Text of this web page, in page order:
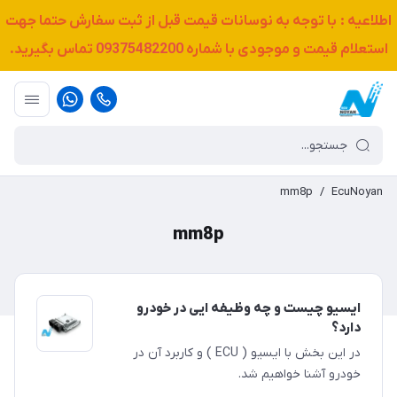
اطلاعیه : با توجه به نوسانات قیمت قبل از ثبت سفارش حتما جهت
استعلام قیمت و موجودی با شماره09375482200 تماس بگیرید.
EcuNoyan
/
mm8p
mm8p
ایسیو چیست و چه وظیفه ایی در خودرو
دارد؟
در این بخش با ایسیو ( ECU ) و کاربرد آن در
خودرو آشنا خواهیم شد.